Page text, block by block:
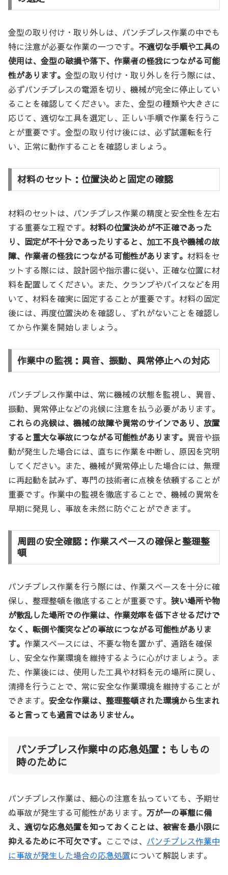
金型の取り付け・取り外しは、パンチプレス作業の中でも
特に注意が必要な作業の一つです。 不適切な手順や工具の
使用は、金型の破損や落下、作業者の怪我につながる可能
性があります。 金型の取り付け・取り外しを行う際には、
必ずパンチプレスの電源を切り、機械が完全に停止してい
ることを確認してください。また、金型の種類や大きさに
応じて、適切な工具を選定し、正しい手順で作業を行うこ
とが重要です。金型の取り付け後には、必ず試運転を行
い、正常に動作することを確認しましょう。
材料のセット：位置決めと固定の確認
材料のセットは、パンチプレス作業の精度と安全性を左右
する重要な工程です。 材料の位置決めが不正確であった
り、固定が不十分であったりすると、加工不良や機械の故
障、作業者の怪我につながる可能性があります。 材料をセ
ットする際には、設計図や指示書に従い、正確な位置に材
料を配置してください。また、クランプやバイスなどを用
いて、材料を確実に固定することが重要です。材料の固定
後には、再度位置決めを確認し、ずれがないことを確認し
てから作業を開始しましょう。
作業中の監視：異音、振動、異常停止への対応
パンチプレス作業中は、常に機械の状態を監視し、異音、
振動、異常停止などの兆候に注意を払う必要があります。
これらの兆候は、機械の故障や異常のサインであり、放置
すると重大な事故につながる可能性があります。 異音や振
動が発生した場合には、直ちに作業を中断し、原因を究明
してください。また、機械が異常停止した場合には、無理
に再起動を試みず、専門の技術者に点検を依頼することが
重要です。作業中の監視を徹底することで、機械の異常を
早期に発見し、事故を未然に防ぐことができます。
周囲の安全確認：作業スペースの確保と整理整
頓
パンチプレス作業を行う際には、作業スペースを十分に確
保し、整理整頓を徹底することが重要です。 狭い場所や物
が散乱した場所での作業は、作業効率を低下させるだけで
なく、転倒や衝突などの事故につながる可能性がありま
す。 作業スペースには、不要な物を置かず、通路を確保
し、安全な作業環境を維持するように心がけましょう。ま
た、作業後には、使用した工具や材料を元の場所に戻し、
清掃を行うことで、常に安全な作業環境を維持することが
できます。 安全な作業は、整理整頓された環境から生まれ
ると言っても過言ではありません。
パンチプレス作業中の応急処置：もしもの
時のために
パンチプレス作業は、細心の注意を払っていても、予期せ
ぬ事故が発生する可能性があります。 万が一の事態に備
え、適切な応急処置を知っておくことは、被害を最小限に
抑えるために不可欠です。 ここでは、 パンチプレス作業中
に事故が発生した場合の応急処置について解説します。